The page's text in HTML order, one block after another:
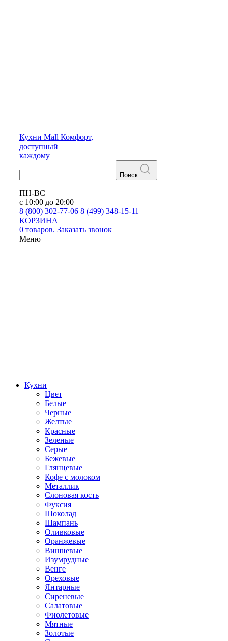
Кухни Mall Комфорт,
доступный
каждому
Поиск
ПН-ВС
с 10:00 до 20:00
8 (800) 302-77-06 8 (499) 348-15-11
КОРЗИНА
0 товаров. Заказать звонок
Меню
Кухни
Цвет
Белые
Черные
Желтые
Красные
Зеленые
Серые
Бежевые
Глянцевые
Кофе с молоком
Металлик
Слоновая кость
Фуксия
Шоколад
Шампань
Оливковые
Оранжевые
Вишневые
Изумрудные
Венге
Ореховые
Янтарные
Сиреневые
Салатовые
Фиолетовые
Мятные
Золотые